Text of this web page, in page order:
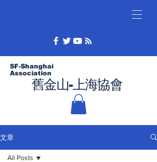
舊金山-上海協會
SF-Shanghai
Association
文章
All Posts